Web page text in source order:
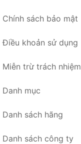
Chính sách bảo mật
Điều khoản sử dụng
Miễn trừ trách nhiệm
Danh mục
Danh sách hãng
Danh sách công ty